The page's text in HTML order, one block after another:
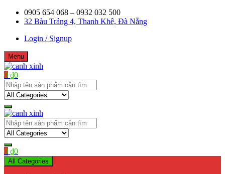
Skip
0905 654 068 – 0932 032 500
32 Bàu Trảng 4, Thanh Khê, Đà Nẵng
Login / Signup
Menu
canh xinh
Shop bán manơcanh, phụ kiện mở shop
0 ₫0
canh xinh
Shop bán manơcanh, phụ kiện mở shop
0 ₫0
All Categories